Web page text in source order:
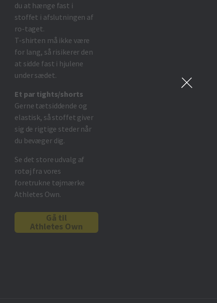
du at hænge fast i
stoffet i afslutningen af
ro-taget.
T-shirten må ikke være
for lang, så risikerer den
at sidde fast i hjulene
under sædet.
Et par tights/shorts
Gerne tætsiddende og
elastisk, så stoffet giver
sig de rigtige steder når
du bevæger dig.
Se det store udvalg af
rotøj fra vores
foretrukne tøjmærke
Athletes Own.
Gå til
Athletes Own